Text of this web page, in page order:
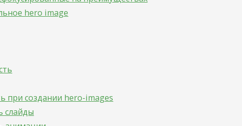
hero image
при создании hero-images
слайды